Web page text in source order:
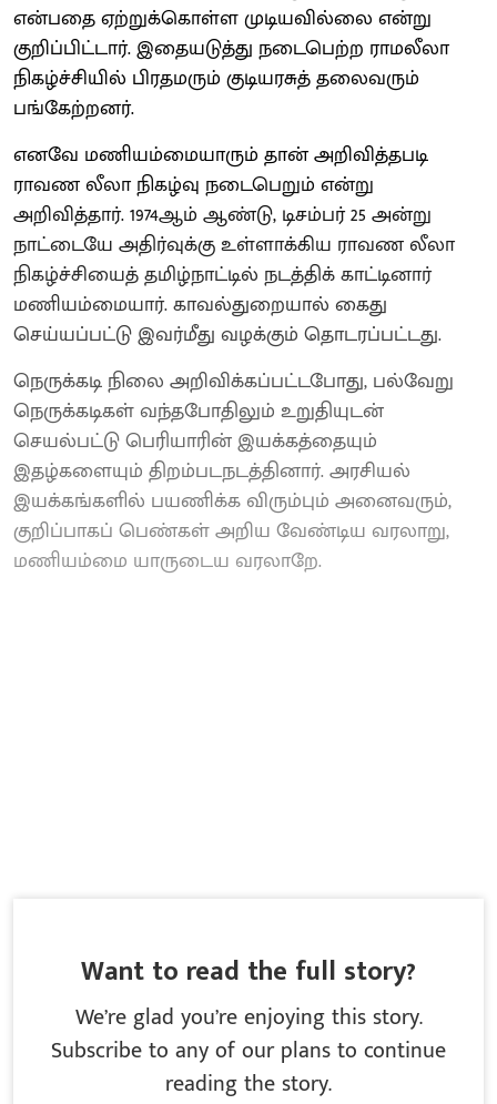
என்பதை ஏற்றுக்கொள்ள முடியவில்லை என்று
குறிப்பிட்டார். இதையடுத்து நடைபெற்ற ராமலீலா
நிகழ்ச்சியில் பிரதமரும் குடியரசுத் தலைவரும்
பங்கேற்றனர்.
எனவே மணியம்மையாரும் தான் அறிவித்தபடி
ராவண லீலா நிகழ்வு நடைபெறும் என்று
அறிவித்தார். 1974ஆம் ஆண்டு, டிசம்பர் 25 அன்று
நாட்டையே அதிர்வுக்கு உள்ளாக்கிய ராவண லீலா
நிகழ்ச்சியைத் தமிழ்நாட்டில் நடத்திக் காட்டினார்
மணியம்மையார். காவல்துறையால் கைது
செய்யப்பட்டு இவர்மீது வழக்கும் தொடரப்பட்டது.
நெருக்கடி நிலை அறிவிக்கப்பட்டபோது, பல்வேறு
நெருக்கடிகள் வந்தபோதிலும் உறுதியுடன்
செயல்பட்டு பெரியாரின் இயக்கத்தையும்
இதழ்களையும் திறம்படநடத்தினார். அரசியல்
இயக்கங்களில் பயணிக்க விரும்பும் அனைவரும்,
குறிப்பாகப் பெண்கள் அறிய வேண்டிய வரலாறு,
மணியம்மை யாருடைய வரலாறே.
Want to read the full story?
We’re glad you’re enjoying this story.
Subscribe to any of our plans to continue
reading the story.